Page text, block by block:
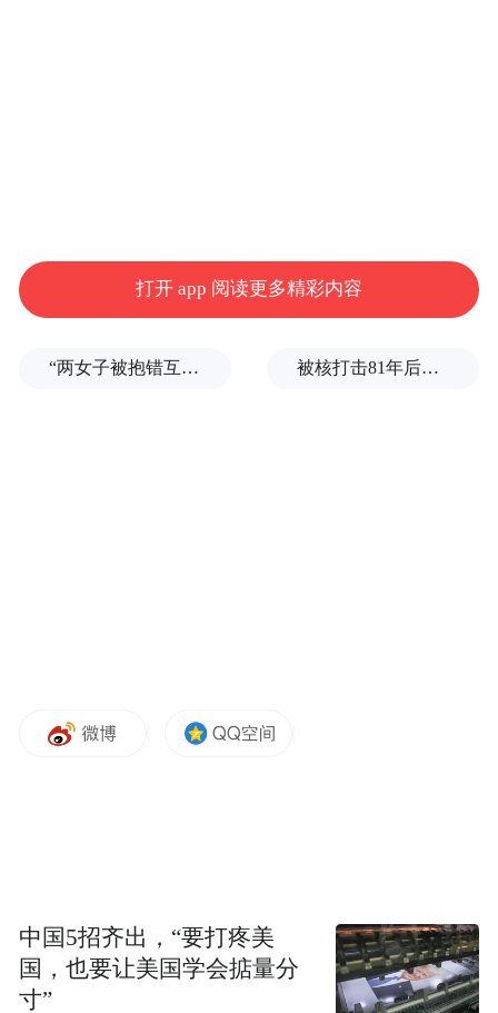
多管火箭炮系统战车。
据乌克兰方面消息，截至2日中午，俄罗斯1
打开 app 阅读更多精彩内容
“两女子被抱错互换人生37年”一当事人沉默多日发声：我不是受益者 被核打击81年后，日本广岛废墟旁响起抗议声：拒绝拥核
中国5招齐出，“要打疼美
国，也要让美国学会掂量分
寸”